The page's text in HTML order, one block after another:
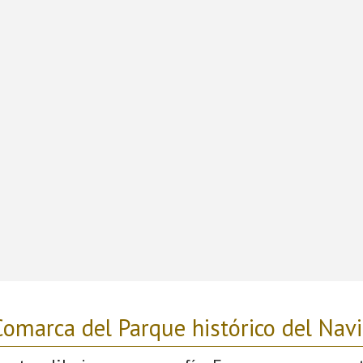
del Parque histórico del